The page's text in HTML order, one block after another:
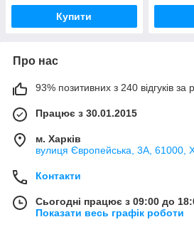
Купити
Про нас
93% позитивних з 240 відгуків за
Працює з 30.01.2015
м. Харків
вулиця Європейська, 3А, 61000,
Контакти
Сьогодні працює з 09:00 до
Показати весь графік роботи